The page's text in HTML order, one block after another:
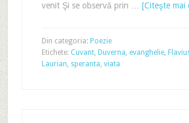
venit Şi se observă prin … [Citeşte mai
Din categoria: Poezie
Etichete: Cuvant, Duverna, evanghelie,
Laurian, speranta, viata